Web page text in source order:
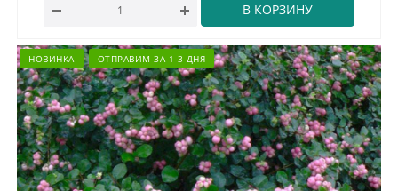
В КОРЗИНУ
НОВИНКА ОТПРАВИМ ЗА 1-3 ДНЯ